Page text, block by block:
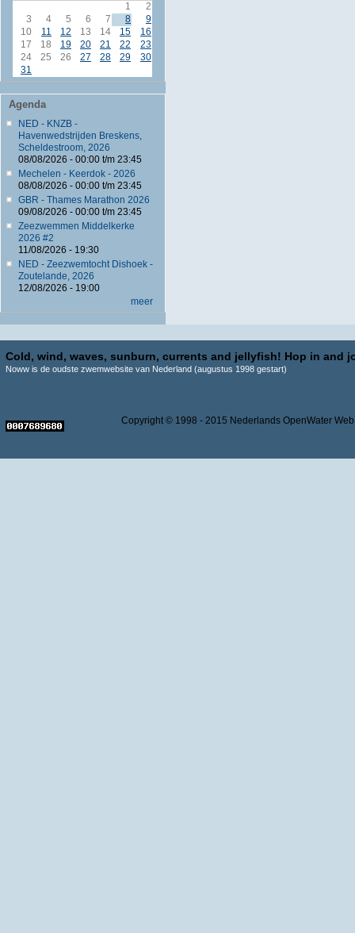
1
2
3
4 5 6 7 8
9
10
11 12 13 14 15
16
17
18 19 20 21 22
23
24
25 26 27 28 29
30
31
Agenda
NED - KNZB -
Havenwedstrijden Breskens,
Scheldestroom, 2026
08/08/2026 - 00:00t/m 23:45
Mechelen - Keerdok - 2026
08/08/2026 - 00:00t/m 23:45
GBR - Thames Marathon 2026
09/08/2026 - 00:00t/m 23:45
Zeezwemmen Middelkerke
2026 #2
11/08/2026 - 19:30
NED - Zeezwemtocht Dishoek -
Zoutelande, 2026
12/08/2026 - 19:00
meer
Cold, wind, waves, sunburn, currents and jellyfish! Hop in and
Noww is de oudste zwemwebsite van Nederland (augustus 1998 gestart)
Copyright © 1998 - 2015 Nederlands OpenWater